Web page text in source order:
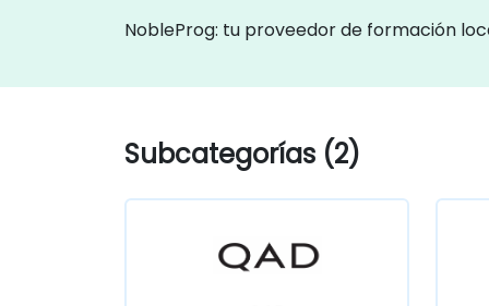
NobleProg: tu proveedor de formación
Subcategorías (2)